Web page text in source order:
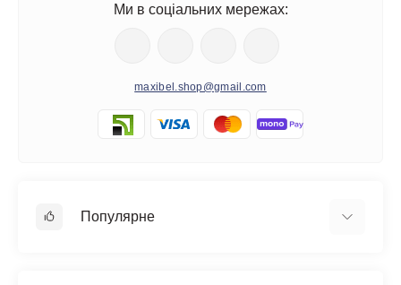
Ми в соціальних мережах:
maxibel.shop@gmail.com
Популярне